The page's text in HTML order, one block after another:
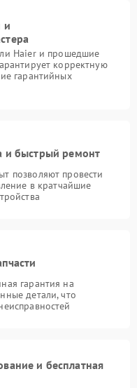
и
Haier и прошедшие
корректную
гарантийных
и быстрый ремонт
позволяют провести
в кратчайшие
гарантия на
детали, что
и бесплатная